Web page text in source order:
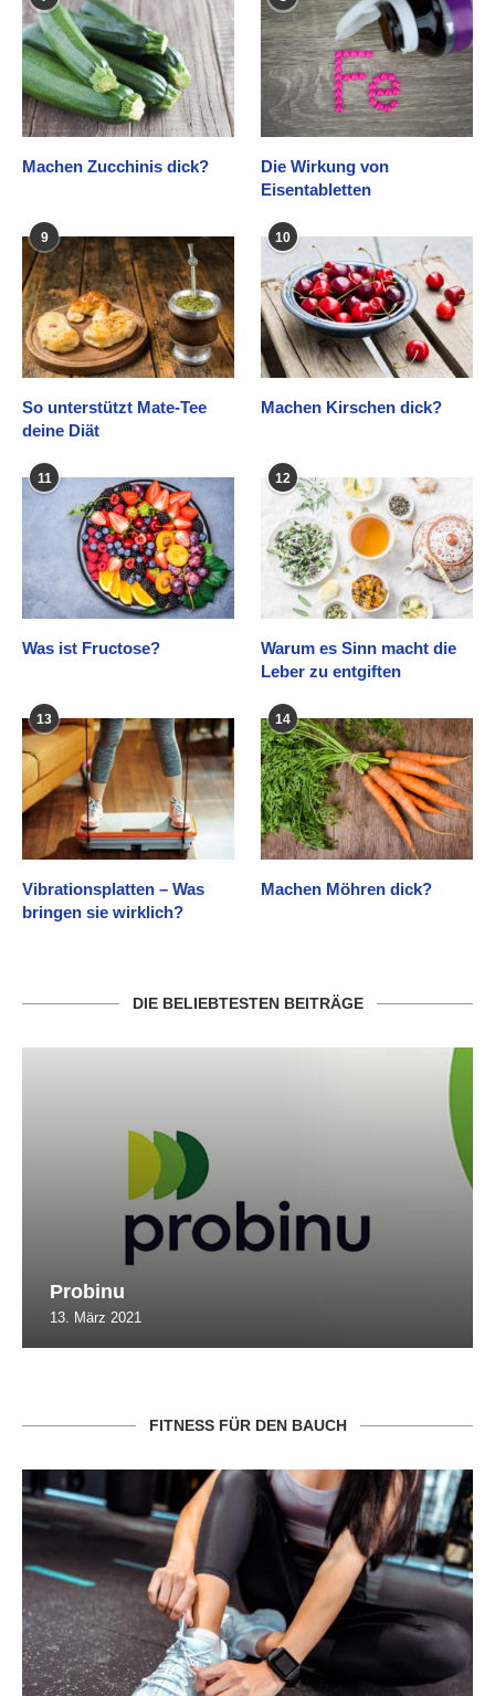
Machen Zucchinis dick?
Die Wirkung von
Eisentabletten
9
So unterstützt Mate-Tee
deine Diät
10
Machen Kirschen dick?
11
Was ist Fructose?
12
Warum es Sinn macht die
Leber zu entgiften
13
Vibrationsplatten – Was
bringen sie wirklich?
14
Machen Möhren dick?
DIE BELIEBTESTEN BEITRÄGE
Probinu
13. März 2021
FITNESS FÜR DEN BAUCH